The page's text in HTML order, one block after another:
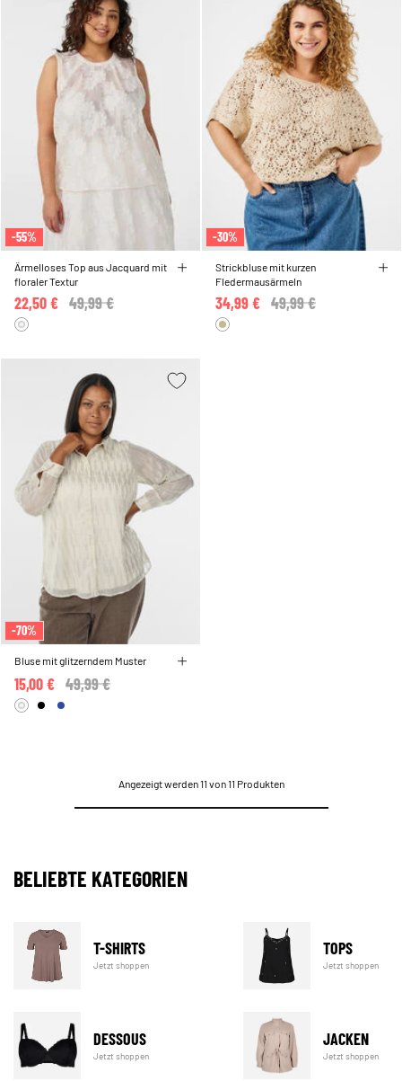
-55%
Ärmelloses Top aus Jacquard mit
floraler Textur
Price reduced from
49,99 €
22,50 €
-30%
Strickbluse mit kurzen
Fledermausärmeln
Price reduced from
49,99 €
34,99 €
-70%
Bluse mit glitzerndem Muster
Price reduced from
49,99 €
15,00 €
Angezeigt werden 11 von 11 Produkten
BELIEBTE KATEGORIEN
T-SHIRTS
Jetzt shoppen
TOPS
Jetzt shoppen
DESSOUS
Jetzt shoppen
JACKEN
Jetzt shoppen